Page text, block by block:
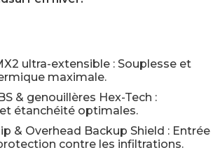
ultra-extensible : Souplesse et
maximale.
& genouillères Hex-Tech :
étanchéité optimales.
& Overhead Backup Shield : Entrée
contre les infiltrations.